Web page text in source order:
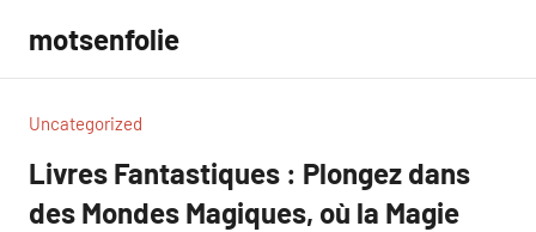
contenu
motsenfolie
Uncategorized
Livres Fantastiques : Plongez dans
des Mondes Magiques, où la Magie